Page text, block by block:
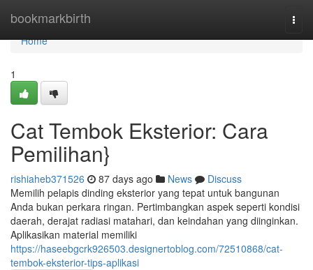
bookmarkbirth
Home
Home
1
Cat Tembok Eksterior: Cara
Pemilihan}
rishiaheb371526 87 days ago News
Discuss
Memilih pelapis dinding eksterior yang tepat untuk bangunan
Anda bukan perkara ringan. Pertimbangkan aspek seperti kondisi
daerah, derajat radiasi matahari, dan keindahan yang diinginkan.
Aplikasikan material memiliki
https://haseebgcrk926503.designertoblog.com/72510868/cat-
tembok-eksterior-tips-aplikasi